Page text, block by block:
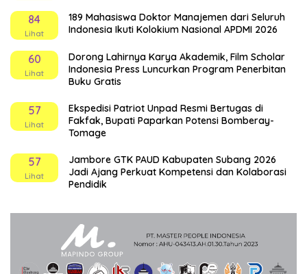
84
Lihat
189 Mahasiswa Doktor Manajemen dari Seluruh
Indonesia Ikuti Kolokium Nasional APDMI 2026
60
Lihat
Dorong Lahirnya Karya Akademik, Film Scholar
Indonesia Press Luncurkan Program Penerbitan
Buku Gratis
57
Lihat
Ekspedisi Patriot Unpad Resmi Bertugas di
Fakfak, Bupati Paparkan Potensi Bomberay-
Tomage
57
Lihat
Jambore GTK PAUD Kabupaten Subang 2026
Jadi Ajang Perkuat Kompetensi dan Kolaborasi
Pendidik